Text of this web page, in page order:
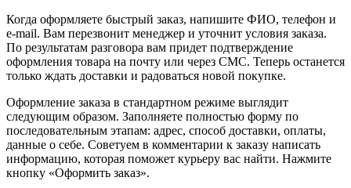
Когда оформляете быстрый заказ, напишите ФИО, телефон и
e-mail. Вам перезвонит менеджер и уточнит условия заказа.
По результатам разговора вам придет подтверждение
оформления товара на почту или через СМС. Теперь останется
только ждать доставки и радоваться новой покупке.
Оформление заказа в стандартном режиме выглядит
следующим образом. Заполняете полностью форму по
последовательным этапам: адрес, способ доставки, оплаты,
данные о себе. Советуем в комментарии к заказу написать
информацию, которая поможет курьеру вас найти. Нажмите
кнопку «Оформить заказ».